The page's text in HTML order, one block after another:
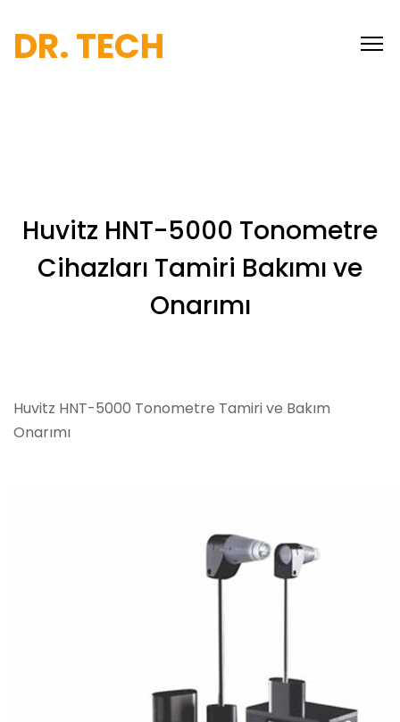
DR. TECH
Huvitz HNT-5000 Tonometre
Cihazları Tamiri Bakımı ve
Onarımı
Huvitz HNT-5000 Tonometre Tamiri ve Bakım
Onarımı